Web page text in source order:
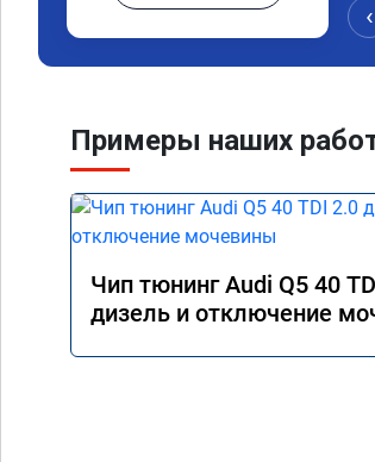
‹
Примеры наших
Чип тюнинг Audi Q5 40
дизель и отключение